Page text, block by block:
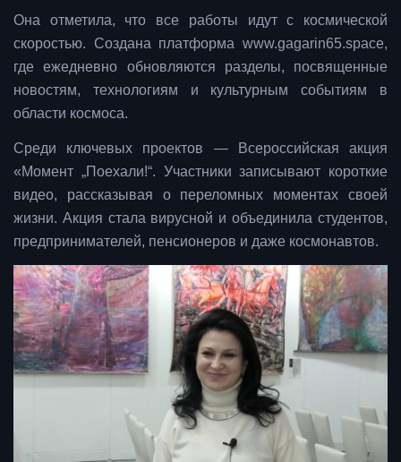
Она отметила, что все работы идут с космической
скоростью. Создана платформа www.gagarin65.space,
где ежедневно обновляются разделы, посвященные
новостям, технологиям и культурным событиям в
области космоса.
Среди ключевых проектов — Всероссийская акция
«Момент „Поехали!“. Участники записывают короткие
видео, рассказывая о переломных моментах своей
жизни. Акция стала вирусной и объединила студентов,
предпринимателей, пенсионеров и даже космонавтов.